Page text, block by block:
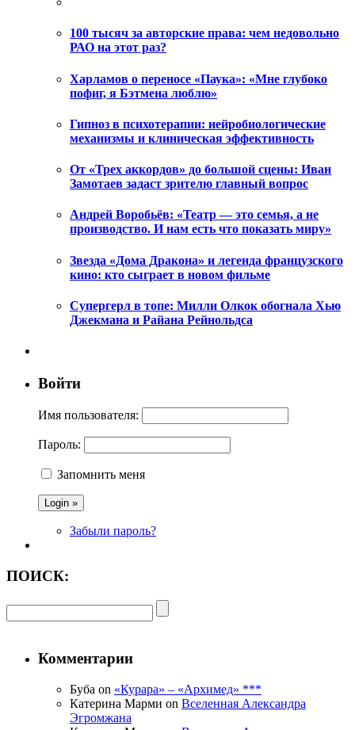
100 тысяч за авторские права: чем недовольно
РАО на этот раз?
Харламов о переносе «Паука»: «Мне глубоко
пофиг, я Бэтмена люблю»
Гипноз в психотерапии: нейробиологические
механизмы и клиническая эффективность
От «Трех аккордов» до большой сцены: Иван
Замотаев задаст зрителю главный вопрос
Андрей Воробьёв: «Театр — это семья, а не
производство. И нам есть что показать миру»
Звезда «Дома Дракона» и легенда французского
кино: кто сыграет в новом фильме
Супергерл в топе: Милли Олкок обогнала Хью
Джекмана и Райана Рейнольдса
Войти
Имя пользователя:
Пароль:
Запомнить меня
Забыли пароль?
ПОИСК:
Комментарии
Буба on «Курара» – «Архимед» ***
Катерина Марми on Вселенная Александра
Эгромжана